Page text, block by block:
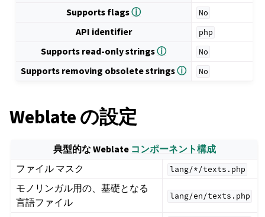
Supports flagsⓘ No
API identifier php
Supports read-only stringsⓘ No
Supports removing obsolete stringsⓘ No
Weblate の設定
典型的な Weblate コンポーネント構成
ファイル マスク
lang/*/texts.php
モノリンガル用の、基礎となる
言語ファイル
lang/en/texts.php